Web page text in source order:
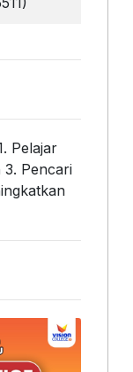
Pelajar
3. Pencari